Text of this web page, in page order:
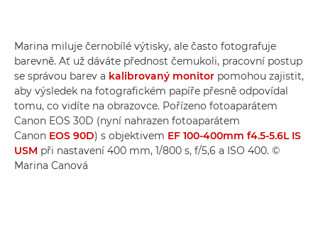
Marina miluje černobílé výtisky, ale často fotografuje
barevně. Ať už dáváte přednost čemukoli, pracovní postup
se správou barev a kalibrovaný monitor pomohou zajistit,
aby výsledek na fotografickém papíře přesně odpovídal
tomu, co vidíte na obrazovce. Pořízeno fotoaparátem
Canon EOS 30D (nyní nahrazen fotoaparátem
Canon EOS 90D) s objektivem EF 100-400mm f4.5-5.6L IS
USM při nastavení 400 mm, 1/800 s, f/5,6 a ISO 400. ©
Marina Canová